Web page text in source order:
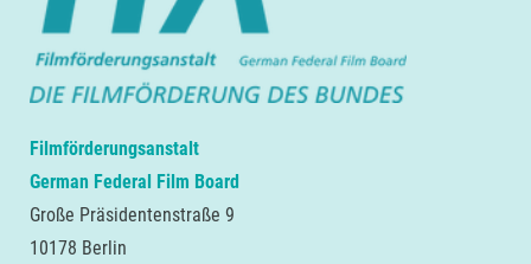
Filmförderungsanstalt
German Federal Film Board
Große Präsidentenstraße 9
10178 Berlin